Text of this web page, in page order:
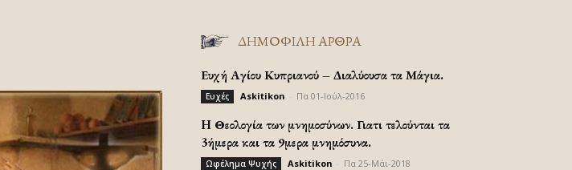
ΔΗΜΟΦΙΛΗ ΑΡΘΡΑ
Ευχή Αγίου Κυπριανού – Διαλύουσα τα Μάγια.
Ευχές Askitikon Πα 01-Ιούλ-2016
H Θεολογία των μνημοσύνων. Γιατι τελούνται τα
3ήμερα και τα 9μερα μνημόσυνα.
Ωφέλημα Ψυχής Askitikon Πα 25-Μάι-2018